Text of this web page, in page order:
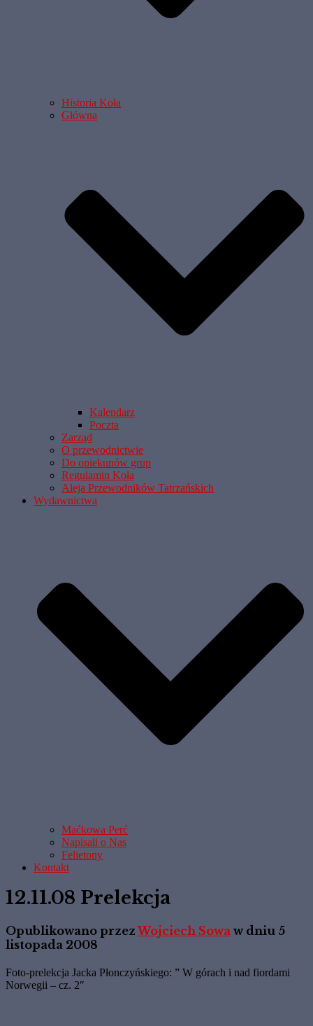
Historia Koła
Główna
Kalendarz
Poczta
Zarząd
O przewodnictwie
Do opiekunów grup
Regulamin Koła
Aleja Przewodników Tatrzańskich
Wydawnictwa
Maćkowa Perć
Napisali o Nas
Felietony
Kontakt
12.11.08 Prelekcja
Opublikowano przezWojciech Sowa w dniu 5
listopada 2008
Foto-prelekcja Jacka Płonczyńskiego: ” W górach i nad fiordami
Norwegii – cz. 2″